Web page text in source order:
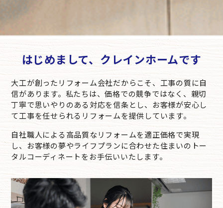
はじめまして、クレインホームです
大工が創ったリフォーム会社だからこそ、工事の質に自
信があります。私たちは、価格での競争ではなく、親切
丁寧で思いやりのある対応を信条とし、お客様が安心し
て工事を任せられるリフォームを提供しています。
自社職人による高品質なリフォームを適正価格で実現
し、お客様の夢やライフプランに合わせた住まいのトー
タルコーディネートをお手伝いいたします。